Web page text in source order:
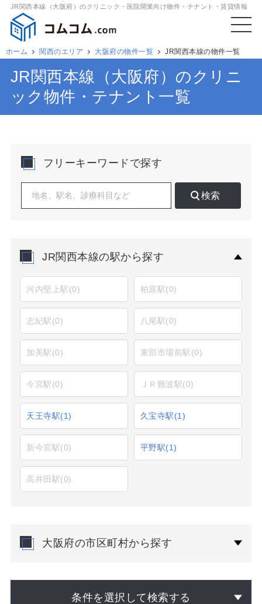
JR関西本線（大阪府）のクリニック・医院開業向け物件・テナント・賃貸情報
ホーム 関西のエリア 大阪府の物件一覧 JR関西本線の物件一覧
JR関西本線（大阪府）のクリニ
ック物件・テナント一覧
フリーキーワードで探す
検索
JR関西本線の駅から探す
河内堅上駅(0) 柏原駅(0)
志紀駅(0) 八尾駅(0)
加美駅(0) 東部市場前駅(0)
今宮駅(0) ＪＲ難波駅(0)
天王寺駅(1) 久宝寺駅(1)
新今宮駅(0) 平野駅(1)
高井田駅(0)
大阪府の市区町村から探す
条件を選択して検索する